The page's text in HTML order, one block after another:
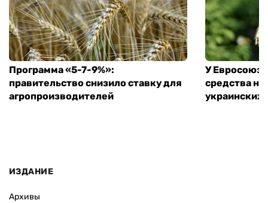
Программа «5-7-9%»:
правительство снизило ставку для
агропроизводителей
У
средства
ИЗДАНИЕ
Архивы